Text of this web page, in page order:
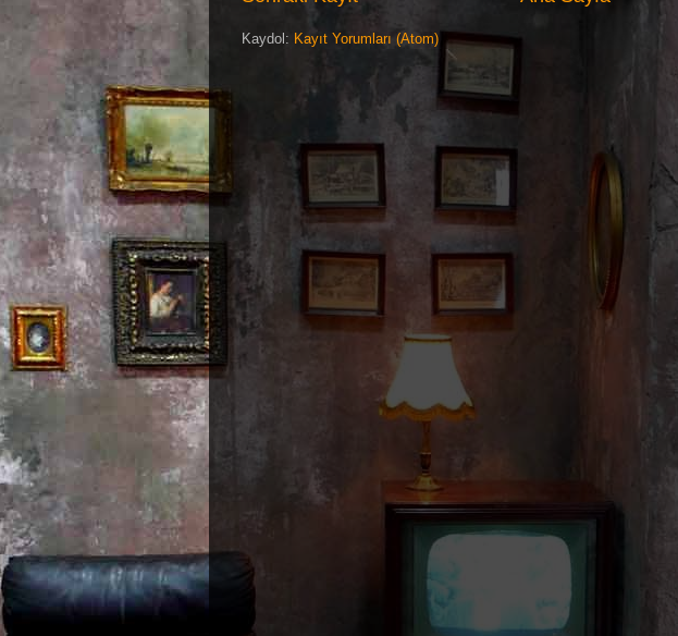
Kaydol: Kayıt Yorumları (Atom)